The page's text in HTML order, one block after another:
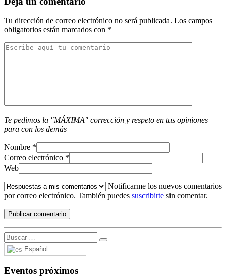
Tu dirección de correo electrónico no será publicada. Los campos
obligatorios están marcados con *
Te pedimos la "MÁXIMA" corrección y respeto en tus opiniones
para con los demás
Nombre *
Correo electrónico *
Web
Notificarme los nuevos comentarios
por correo electrónico. También puedes suscribirte sin comentar.
Español
Eventos próximos